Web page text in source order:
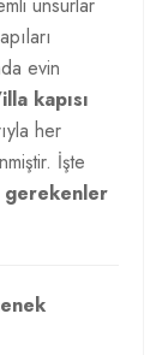
evin
kapısı
her
İşte
gerekenler